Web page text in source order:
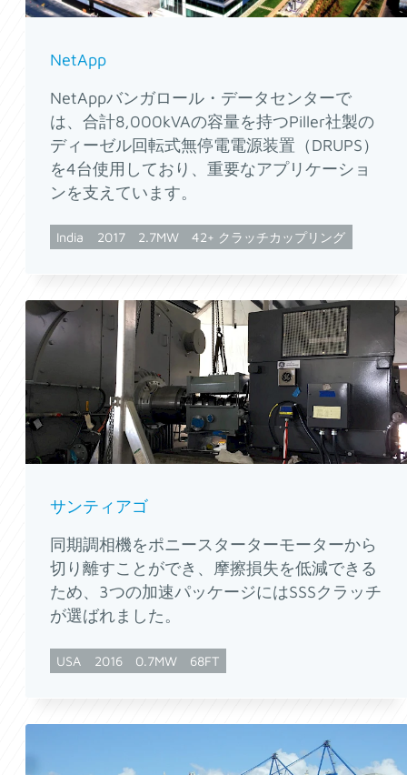
NetApp
NetAppバンガロール・データセンターで
は、合計8,000kVAの容量を持つPiller社製の
ディーゼル回転式無停電電源装置（DRUPS）
を4台使用しており、重要なアプリケーショ
ンを支えています。
India 2017 2.7MW 42+ クラッチカップリング
サンティアゴ
同期調相機をポニースターターモーターから
切り離すことができ、摩擦損失を低減できる
ため、3つの加速パッケージにはSSSクラッチ
が選ばれました。
USA 2016 0.7MW 68FT